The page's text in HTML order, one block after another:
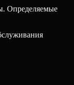
Определяемые